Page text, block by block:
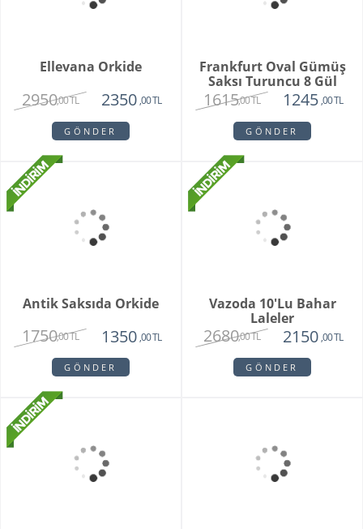
1560,00 TL 1400,00 TL
GÖNDER
1300,00 TL 890,00 TL
GÖNDER
2850,00 TL 2180 ,00 TL
GÖNDER
3615,00 TL 2515,00 TL
GÖNDER